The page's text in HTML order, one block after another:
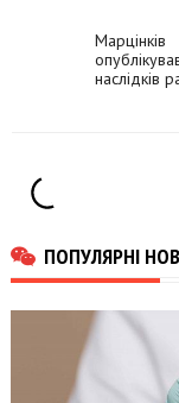
Марцінків
наслідків
ПОПУЛЯРНІ